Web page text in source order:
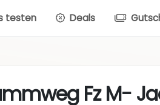
testen Deals
Fz M-